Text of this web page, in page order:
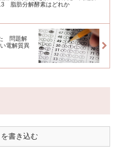
脂肪分解酵素はどれか
問題解
電解質異
書き込む